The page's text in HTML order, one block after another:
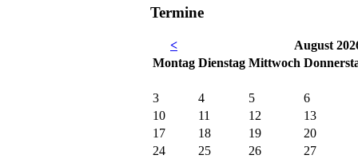
Termine
<
August
Montag Dienstag Mittwoch Do
3
4 5 6
10
11 12 13
17
18 19 20
24
25 26 27